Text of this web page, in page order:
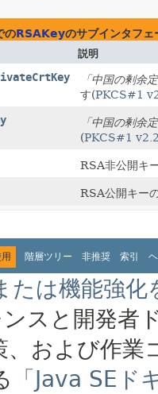
のRSAKeyのサブインタフェ
説明
「中国の剰余
す(PKCS#1
「中国の剰余
(PKCS#1
RSA非公開キ
RSA公開キー
階層ツリー 非推奨 索引
たは機能強化
スと開発者
、および作
「Java SE